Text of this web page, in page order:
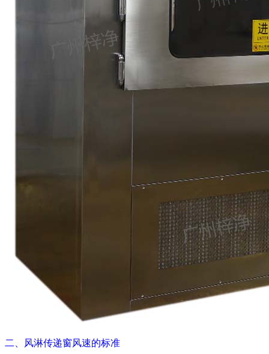
二、风淋传递窗风速的标准